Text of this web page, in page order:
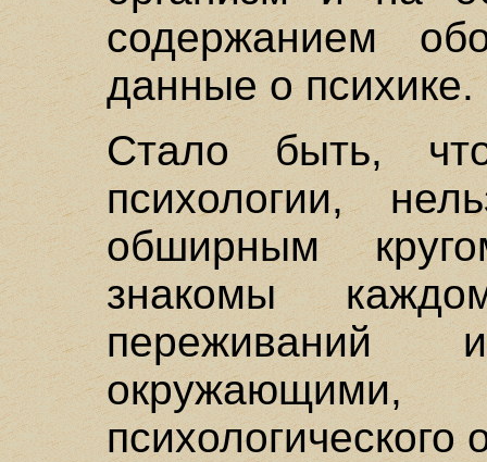
содержанием
данные о психике.
Стало быть,
психологии,
обширным
знакомы
психологического